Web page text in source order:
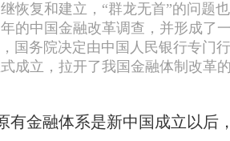
恢复和建立，“群龙无首”的问题
的中国金融改革调查，并形成了
国务院决定由中国人民银行专门
成立，拉开了我国金融体制改革
有金融体系是新中国成立以后